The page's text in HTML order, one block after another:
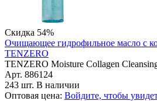
Скидка 54%
Очищающее гидрофильное масло с
TENZERO
TENZERO Moisture Collagen
Арт. 886124
243 шт. В наличии
Оптовая цена: Войдите, чтобы